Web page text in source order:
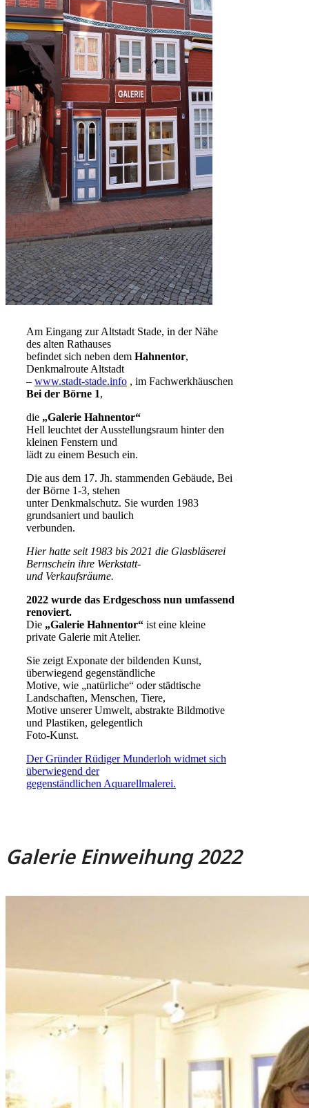
Am Eingang zur Altstadt Stade, in der Nähe
des alten Rathauses
befindet sich neben dem Hahnentor,
Denkmalroute Altstadt
– www.stadt-stade.info , im Fachwerkhäuschen
Bei der Börne 1,
die „Galerie Hahnentor“
Hell leuchtet der Ausstellungsraum hinter den
kleinen Fenstern und
lädt zu einem Besuch ein.
Die aus dem 17. Jh. stammenden Gebäude, Bei
der Börne 1-3, stehen
unter Denkmalschutz. Sie wurden 1983
grundsaniert und baulich
verbunden.
Hier hatte seit 1983 bis 2021 die Glasbläserei
Bernschein ihre Werkstatt-
und Verkaufsräume.
2022 wurde das Erdgeschoss nun umfassend
renoviert.
Die „Galerie Hahnentor“ ist eine kleine
private Galerie mit Atelier.
Sie zeigt Exponate der bildenden Kunst,
überwiegend gegenständliche
Motive, wie „natürliche“ oder städtische
Landschaften, Menschen, Tiere,
Motive unserer Umwelt, abstrakte Bildmotive
und Plastiken, gelegentlich
Foto-Kunst.
Der Gründer Rüdiger Munderloh widmet sich
überwiegend der
gegenständlichen Aquarellmalerei.
Galerie Einweihung 2022